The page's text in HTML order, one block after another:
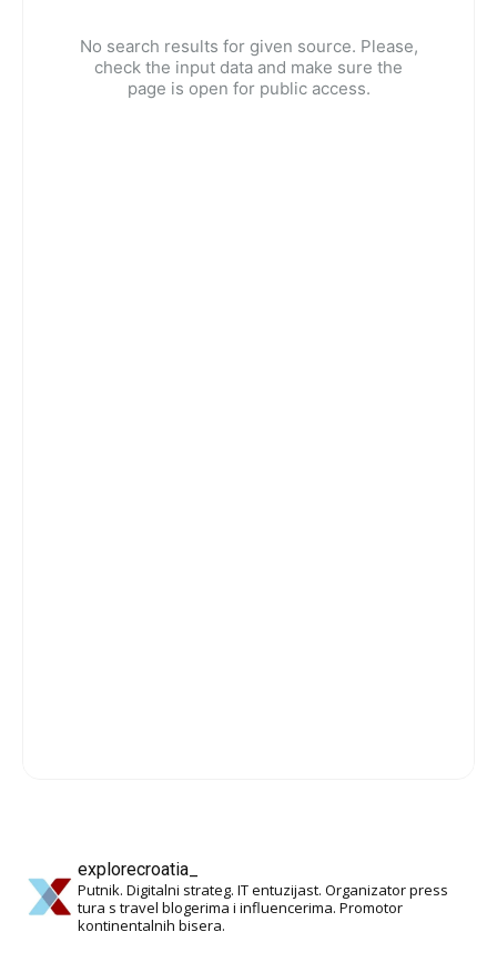
No search results for given source. Please,
check the input data and make sure the
page is open for public access.
explorecroatia_
Putnik. Digitalni strateg. IT entuzijast. Organizator press
tura s travel blogerima i influencerima. Promotor
kontinentalnih bisera.